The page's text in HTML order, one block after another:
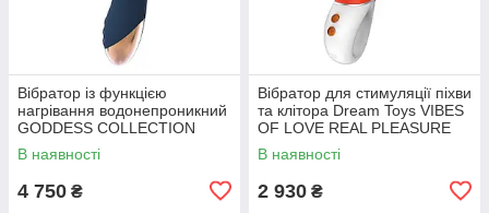
Вібратор із функцією
нагрівання водонепроникний
GODDESS COLLECTION
BOREAS
В наявності
4 750 ₴
Вібратор для стимуляції піхви
та клітора Dream Toys VIBES
OF LOVE REAL PLEASURE
В наявності
2 930 ₴